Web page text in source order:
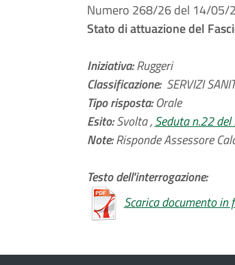
Numero 268/26 del 14/05/
Stato di attuazione del
Iniziativa:Ruggeri
Classificazione: SERVIZI
Tipo risposta:Orale
Esito:Svolta ,Seduta n.22
Note:Risponde Assessore
Testo dell'interrogazione:
Scarica documento in